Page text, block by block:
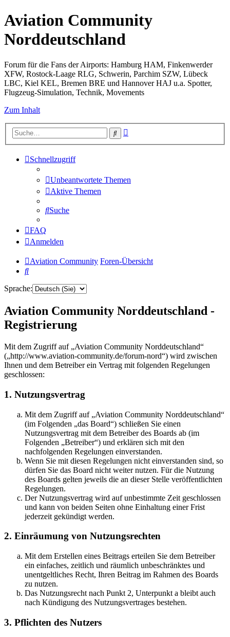
Aviation Community
Norddeutschland
Forum für die Fans der Airports: Hamburg HAM, Finkenwerder
XFW, Rostock-Laage RLG, Schwerin, Parchim SZW, Lübeck
LBC, Kiel KEL, Bremen BRE und Hannover HAJ u.a. Spotter,
Flugzeug-Simulation, Technik, Movements
Zum Inhalt
Suche
Schnellzugriff
Unbeantwortete Themen
Aktive Themen
Suche
FAQ
Anmelden
Aviation Community Foren-Übersicht
Suche
Sprache:
Aviation Community Norddeutschland -
Registrierung
Mit dem Zugriff auf „Aviation Community Norddeutschland“
(„http://www.aviation-community.de/forum-nord“) wird zwischen
Ihnen und dem Betreiber ein Vertrag mit folgenden Regelungen
geschlossen:
1. Nutzungsvertrag
Mit dem Zugriff auf „Aviation Community Norddeutschland“
(im Folgenden „das Board“) schließen Sie einen
Nutzungsvertrag mit dem Betreiber des Boards ab (im
Folgenden „Betreiber“) und erklären sich mit den
nachfolgenden Regelungen einverstanden.
Wenn Sie mit diesen Regelungen nicht einverstanden sind, so
dürfen Sie das Board nicht weiter nutzen. Für die Nutzung
des Boards gelten jeweils die an dieser Stelle veröffentlichten
Regelungen.
Der Nutzungsvertrag wird auf unbestimmte Zeit geschlossen
und kann von beiden Seiten ohne Einhaltung einer Frist
jederzeit gekündigt werden.
2. Einräumung von Nutzungsrechten
Mit dem Erstellen eines Beitrags erteilen Sie dem Betreiber
ein einfaches, zeitlich und räumlich unbeschränktes und
unentgeltliches Recht, Ihren Beitrag im Rahmen des Boards
zu nutzen.
Das Nutzungsrecht nach Punkt 2, Unterpunkt a bleibt auch
nach Kündigung des Nutzungsvertrages bestehen.
3. Pflichten des Nutzers